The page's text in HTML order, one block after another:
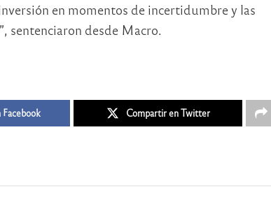
en momentos de incertidumbre y las
sentenciaron desde Macro.
Compartir en Twitter